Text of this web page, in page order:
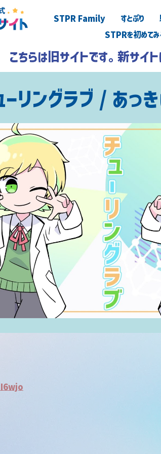
STPR Family すとぷり
STPRを初めてみ
こちらは旧サイトです。新サイ
ーリングラブ / あっ